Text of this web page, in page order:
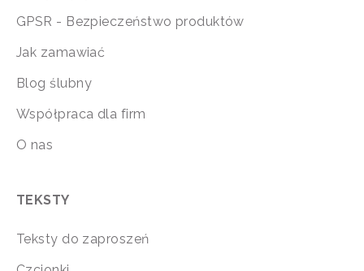
GPSR - Bezpieczeństwo produktów
Jak zamawiać
Blog ślubny
Współpraca dla firm
O nas
TEKSTY
Teksty do zaproszeń